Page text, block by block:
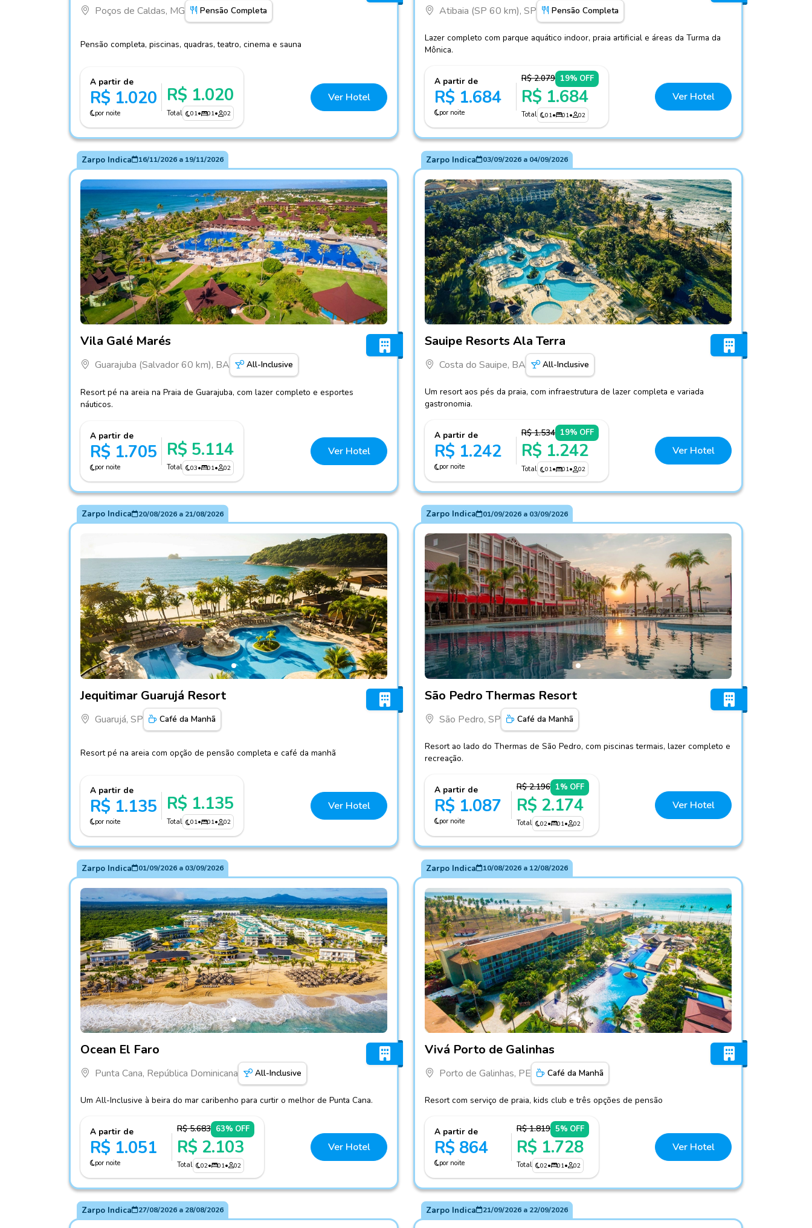
Poços de Caldas, MG Pensão Completa
Pensão completa, piscinas, quadras, teatro, cinema e sauna
A partir de
R$ 1.020
por noite
R$ 1.020
Total 01• 01• 02
Ver Hotel
Atibaia (SP 60 km), SP Pensão Completa
Lazer completo com parque aquático indoor, praia artificial e áreas da Turma da
Mônica.
A partir de
R$ 1.684
por noite
R$ 2.079 19% OFF
R$ 1.684
Total 01• 01• 02
Ver Hotel
Zarpo Indica 16/11/2026a 19/11/2026
Vila Galé Marés
Guarajuba (Salvador 60 km), BA All-Inclusive
Resort pé na areia na Praia de Guarajuba, com lazer completo e esportes
náuticos.
A partir de
R$ 1.705
por noite
R$ 5.114
Total 03• 01• 02
Ver Hotel
Zarpo Indica 03/09/2026a 04/09/2026
Sauipe Resorts Ala Terra
Costa do Sauipe, BA All-Inclusive
Um resort aos pés da praia, com infraestrutura de lazer completa e variada
gastronomia.
A partir de
R$ 1.242
por noite
R$ 1.534 19% OFF
R$ 1.242
Total 01• 01• 02
Ver Hotel
Zarpo Indica 20/08/2026a 21/08/2026
Jequitimar Guarujá Resort
Guarujá, SP Café da Manhã
Resort pé na areia com opção de pensão completa e café da manhã
A partir de
R$ 1.135
por noite
R$ 1.135
Total 01• 01• 02
Ver Hotel
Zarpo Indica 01/09/2026a 03/09/2026
São Pedro Thermas Resort
São Pedro, SP Café da Manhã
Resort ao lado do Thermas de São Pedro, com piscinas termais, lazer completo e
recreação.
A partir de
R$ 1.087
por noite
R$ 2.196 1% OFF
R$ 2.174
Total 02• 01• 02
Ver Hotel
Zarpo Indica 01/09/2026a 03/09/2026
Ocean El Faro
Punta Cana, República Dominicana All-Inclusive
Um All-Inclusive à beira do mar caribenho para curtir o melhor de Punta Cana.
A partir de
R$ 1.051
por noite
R$ 5.683 63% OFF
R$ 2.103
Total 02• 01• 02
Ver Hotel
Zarpo Indica 10/08/2026a 12/08/2026
Vivá Porto de Galinhas
Porto de Galinhas, PE Café da Manhã
Resort com serviço de praia, kids club e três opções de pensão
A partir de
R$ 864
por noite
R$ 1.819 5% OFF
R$ 1.728
Total 02• 01• 02
Ver Hotel
Zarpo Indica 27/08/2026a 28/08/2026 Zarpo Indica 21/09/2026a 22/09/2026